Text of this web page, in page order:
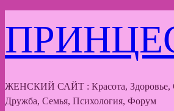
к
содержимому
ЖЕНСКИЙ САЙТ : Красота, Здоровье,
Дружба, Семья, Психология, Форум